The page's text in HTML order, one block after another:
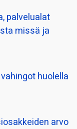
palvelualat
missä ja
huolella
arvo